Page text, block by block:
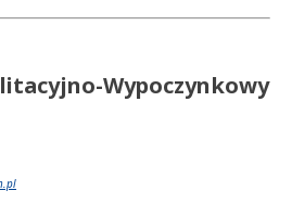
Wypoczynkowy